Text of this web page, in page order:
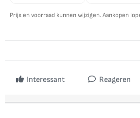
Prijs en voorraad kunnen wijzigen. Aankopen
Interessant Reageren